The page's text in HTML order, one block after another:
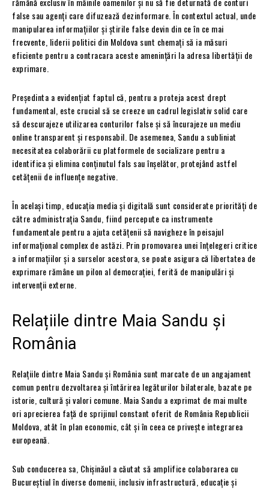
false sau agenți care difuzează dezinformare. În contextul actual, unde
manipularea informațiilor și știrile false devin din ce în ce mai
frecvente, liderii politici din Moldova sunt chemați să ia măsuri
eficiente pentru a contracara aceste amenințări la adresa libertății de
exprimare.
Președinta a evidențiat faptul că, pentru a proteja acest drept
fundamental, este crucial să se creeze un cadrul legislativ solid care
să descurajeze utilizarea conturilor false și să încurajeze un mediu
online transparent și responsabil. De asemenea, Sandu a subliniat
necesitatea colaborării cu platformele de socializare pentru a
identifica și elimina conținutul fals sau înșelător, protejând astfel
cetățenii de influențe negative.
În același timp, educația media și digitală sunt considerate priorități de
către administrația Sandu, fiind percepute ca instrumente
fundamentale pentru a ajuta cetățenii să navigheze în peisajul
informațional complex de astăzi. Prin promovarea unei înțelegeri critice
a informațiilor și a surselor acestora, se poate asigura că libertatea de
exprimare rămâne un pilon al democrației, ferită de manipulări și
intervenții externe.
Relațiile dintre Maia Sandu și
România
Relațiile dintre Maia Sandu și România sunt marcate de un angajament
comun pentru dezvoltarea și întărirea legăturilor bilaterale, bazate pe
istorie, cultură și valori comune. Maia Sandu a exprimat de mai multe
ori aprecierea față de sprijinul constant oferit de România Republicii
Moldova, atât în plan economic, cât și în ceea ce privește integrarea
europeană.
Sub conducerea sa, Chișinăul a căutat să amplifice colaborarea cu
Bucureștiul în diverse domenii, inclusiv infrastructură, educație și